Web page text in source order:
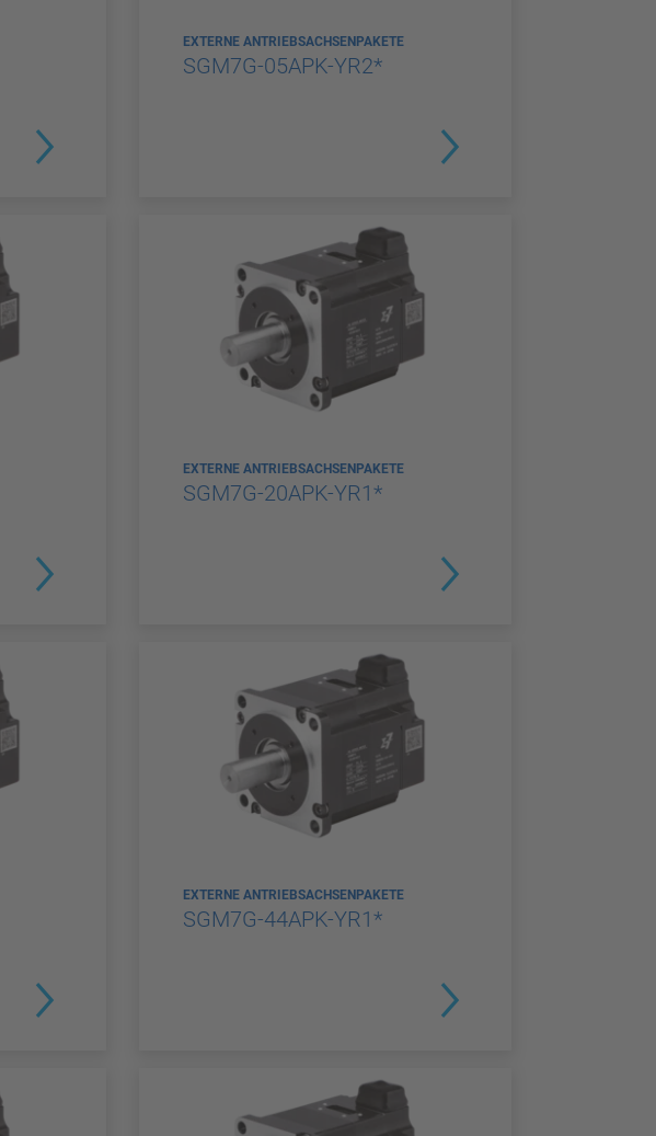
EXTERNE ANTRIEBSACHSENPAKETE
SGM7G-05APK-YR2*
EXTERNE ANTRIEBSACHSENPAKETE
SGM7G-20APK-YR1*
EXTERNE ANTRIEBSACHSENPAKETE
SGM7G-44APK-YR1*